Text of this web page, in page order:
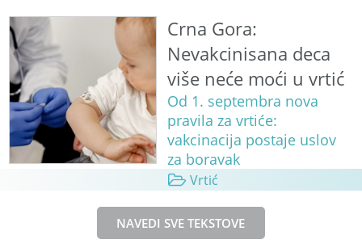
Crna Gora:
Nevakcinisana deca
više neće moći u vrtić
Od 1. septembra nova
pravila za vrtiće:
vakcinacija postaje uslov
za boravak
Vrtić
NAVEDI SVE TEKSTOVE